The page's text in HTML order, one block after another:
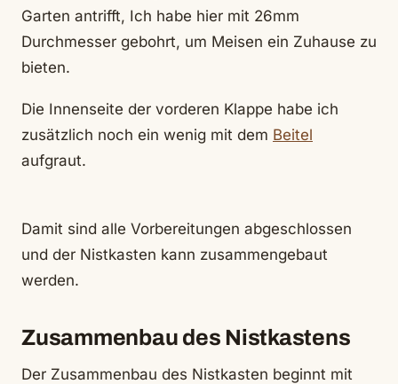
Garten antrifft, Ich habe hier mit 26mm
Durchmesser gebohrt, um Meisen ein Zuhause zu
bieten.
Die Innenseite der vorderen Klappe habe ich
zusätzlich noch ein wenig mit dem Beitel
aufgraut.
Damit sind alle Vorbereitungen abgeschlossen
und der Nistkasten kann zusammengebaut
werden.
Zusammenbau des Nistkastens
Der Zusammenbau des Nistkasten beginnt mit